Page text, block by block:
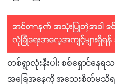
တစ်ရွာလုံးနီးပါး စစ်ရှောင်န
အခြေအနေကို အသေးစိတ်မသိ